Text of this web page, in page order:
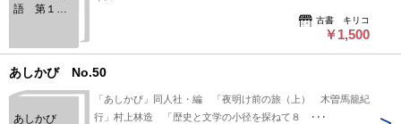
語 第１５
古書 キリコ
￥1,500
あしかび No.50
あしかび
「あしかび」同人社・編 「夜明け前の旅（上） 木曽馬籠紀
行」村上林造 「歴史と文学の小径を探ねて８ ･･･